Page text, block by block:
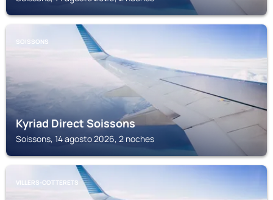
SOISSONS
Kyriad Direct Soissons
Soissons, 14 agosto 2026, 2 noches
VILLERS-COTTERETS